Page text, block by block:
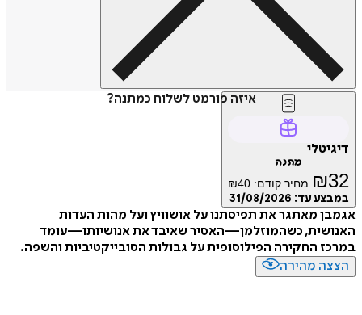
איזה פורמט לשלוח כמתנה?
דיגיטלי
מתנה
₪32 מחיר קודם: ₪40
במבצע עד: 31/08/2026
אגמבן מאתגר את תפיסתנו על אושוויץ ועל מהות העדות
האנושית, כשהמוזלמן—האסיר שאיבד את אנושיותו—עומד
במרכז החקירה הפילוסופית על גבולות הסובייקטיביות והשפה.
הצצה מהירה